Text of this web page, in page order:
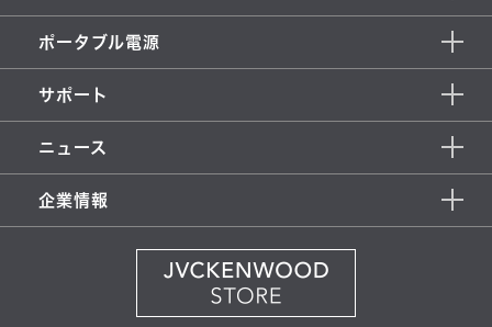
ポータブル電源
サポート
ニュース
企業情報